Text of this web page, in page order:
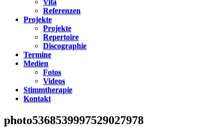
Vita
Referenzen
Projekte
Projekte
Repertoire
Discographie
Termine
Medien
Fotos
Videos
Stimmtherapie
Kontakt
photo5368539997529027978